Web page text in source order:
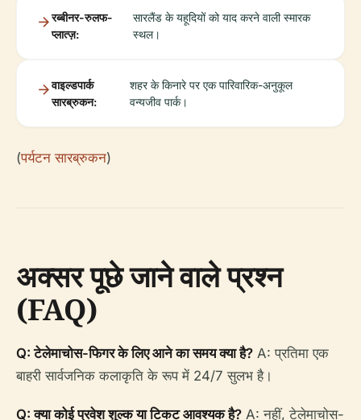
रब्बीनर-रुलफ-
प्लात्ज़:
सारलैंड के यहूदियों को याद करने वाली स्मारक
स्थल।
वाइल्डपार्क
सारब्रुकन:
शहर के किनारे पर एक पारिवारिक-अनुकूल
वन्यजीव पार्क।
(पर्यटन सारब्रुकन)
अक्सर पूछे जाने वाले प्रश्न
(FAQ)
Q: टेलेमाचोस-फिगर के लिए आने का समय क्या है? A: प्रतिमा एक
बाहरी सार्वजनिक कलाकृति के रूप में 24/7 सुलभ है।
Q: क्या कोई प्रवेश शुल्क या टिकट आवश्यक है? A: नहीं, टेलेमाचोस-